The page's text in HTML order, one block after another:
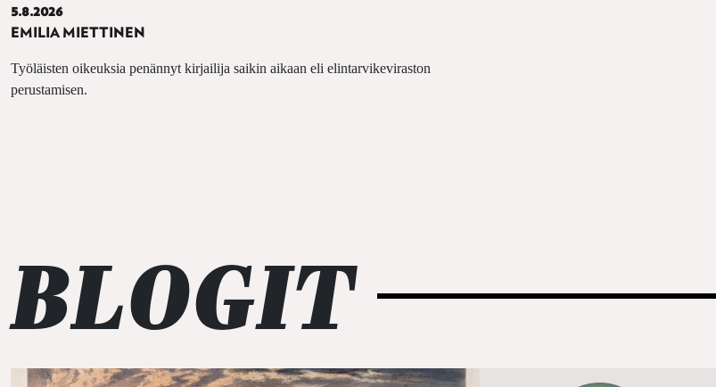
5.8.2026
EMILIA MIETTINEN
Työläisten oikeuksia penännyt kirjailija saikin aikaan eli elintarvikeviraston
perustamisen.
BLOGIT